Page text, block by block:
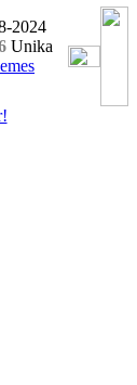
2024
Unika